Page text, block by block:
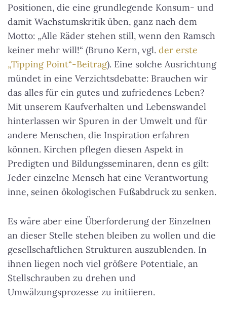
Positionen, die eine grundlegende Konsum- und
damit Wachstumskritik üben, ganz nach dem
Motto: „Alle Räder stehen still, wenn den Ramsch
keiner mehr will!“ (Bruno Kern, vgl. der erste
„Tipping Point“-Beitrag). Eine solche Ausrichtung
mündet in eine Verzichtsdebatte: Brauchen wir
das alles für ein gutes und zufriedenes Leben?
Mit unserem Kaufverhalten und Lebenswandel
hinterlassen wir Spuren in der Umwelt und für
andere Menschen, die Inspiration erfahren
können. Kirchen pflegen diesen Aspekt in
Predigten und Bildungsseminaren, denn es gilt:
Jeder einzelne Mensch hat eine Verantwortung
inne, seinen ökologischen Fußabdruck zu senken.
Es wäre aber eine Überforderung der Einzelnen
an dieser Stelle stehen bleiben zu wollen und die
gesellschaftlichen Strukturen auszublenden. In
ihnen liegen noch viel größere Potentiale, an
Stellschrauben zu drehen und
Umwälzungsprozesse zu initiieren.